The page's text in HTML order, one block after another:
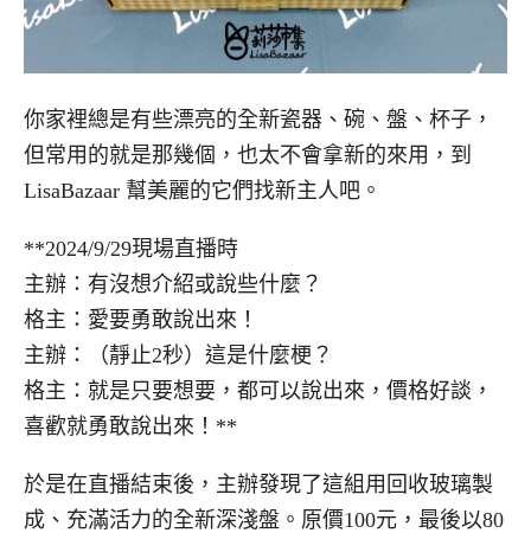
你家裡總是有些漂亮的全新瓷器、碗、盤、杯子，
但常用的就是那幾個，也太不會拿新的來用，到
LisaBazaar 幫美麗的它們找新主人吧。
**2024/9/29現場直播時
主辦：有沒想介紹或說些什麼？
格主：愛要勇敢說出來！
主辦：（靜止2秒）這是什麼梗？
格主：就是只要想要，都可以說出來，價格好談，
喜歡就勇敢說出來！**
於是在直播結束後，主辦發現了這組用回收玻璃製
成、充滿活力的全新深淺盤。原價100元，最後以80